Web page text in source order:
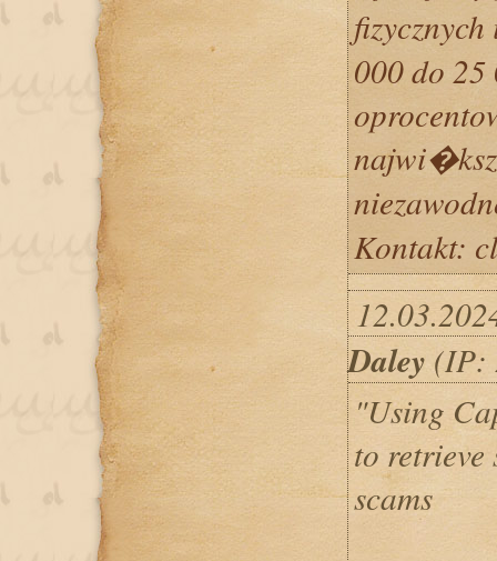
000 do 25
Kontakt:
Daley (IP:
"Using
to
scams